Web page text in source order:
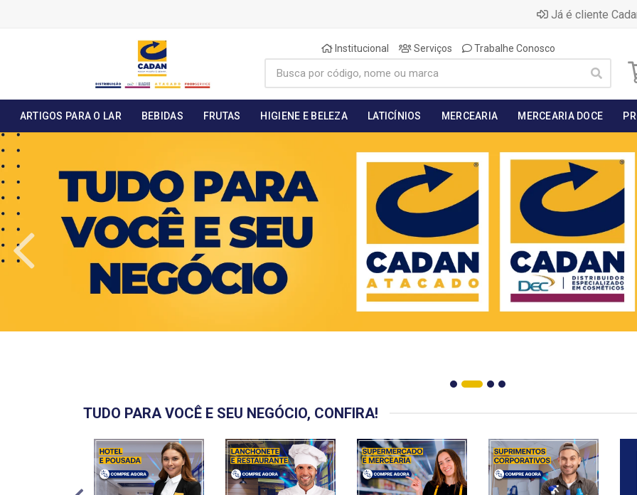
Já é cliente
Institucional Serviços Trabalhe Conosco
ARTIGOS PARA O LAR BEBIDAS FRUTAS HIGIENE E BELEZA LATICÍNIOS MERCEARIA MERCEARIA DOCE
TUDO PARA VOCÊ E SEU NEGÓCIO, CONFIRA!